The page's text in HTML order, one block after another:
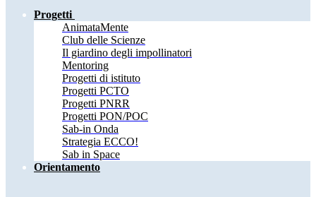
Progetti
AnimataMente
Club delle Scienze
Il giardino degli impollinatori
Mentoring
Progetti di istituto
Progetti PCTO
Progetti PNRR
Progetti PON/POC
Sab-in Onda
Strategia ECCO!
Sab in Space
Orientamento